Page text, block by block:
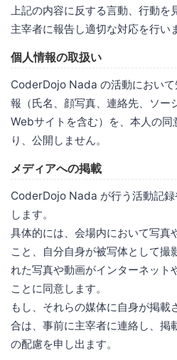
上記の内容に反する言動、行動を
主宰者に報告し適切な対応を行い
個人情報の取扱い
CoderDojo Nada の活動におい
報（氏名、顔写真、連絡先、ソー
Webサイトを含む）を、本人の同
り、公開しません。
メディアへの掲載
CoderDojo Nada が行う活動記録
します。
具体的には、会場内において写真
こと、自分自身が被写体として撮
れた写真や動画がインターネット
ことに同意します。
もし、それらの媒体に自身が掲載
合は、事前に主宰者に連絡し、掲
の配慮を申し出ます。